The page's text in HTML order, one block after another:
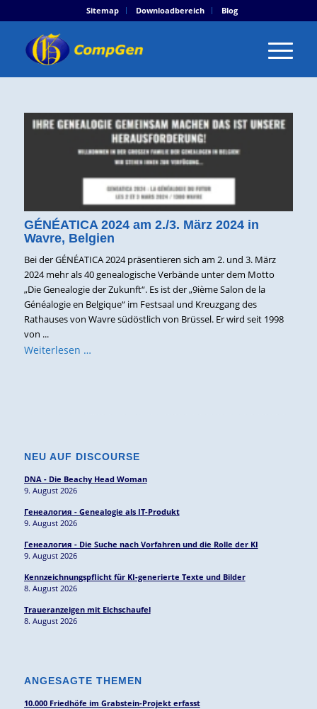
Sitemap Downloadbereich Blog
GÉNÉATICA 2024 am 2./3. März 2024 in
Wavre, Belgien
Bei der GÉNÉATICA 2024 präsentieren sich am 2. und 3. März
2024 mehr als 40 genealogische Verbände unter dem Motto
„Die Genealogie der Zukunft“. Es ist der „9ième Salon de la
Généalogie en Belgique“ im Festsaal und Kreuzgang des
Rathauses von Wavre südöstlich von Brüssel. Er wird seit 1998
von ...
Weiterlesen …
NEU AUF DISCOURSE
DNA - Die Beachy Head Woman
9. August 2026
Генеалогия - Genealogie als IT-Produkt
9. August 2026
Генеалогия - Die Suche nach Vorfahren und die Rolle der KI
9. August 2026
Kennzeichnungspflicht für KI-generierte Texte und Bilder
8. August 2026
Traueranzeigen mit Elchschaufel
8. August 2026
ANGESAGTE THEMEN
10.000 Friedhöfe im Grabstein-Projekt erfasst